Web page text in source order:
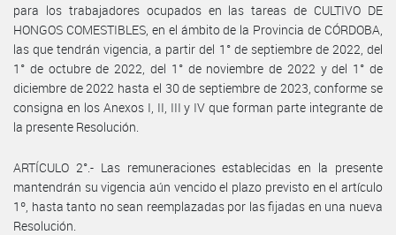
para los trabajadores ocupados en las tareas de CULTIVO DE
HONGOS COMESTIBLES, en el ámbito de la Provincia de CÓRDOBA,
las que tendrán vigencia, a partir del 1° de septiembre de 2022, del
1° de octubre de 2022, del 1° de noviembre de 2022 y del 1° de
diciembre de 2022 hasta el 30 de septiembre de 2023, conforme se
consigna en los Anexos I, II, III y IV que forman parte integrante de
la presente Resolución.
ARTÍCULO 2°.- Las remuneraciones establecidas en la presente
mantendrán su vigencia aún vencido el plazo previsto en el artículo
1º, hasta tanto no sean reemplazadas por las fijadas en una nueva
Resolución.